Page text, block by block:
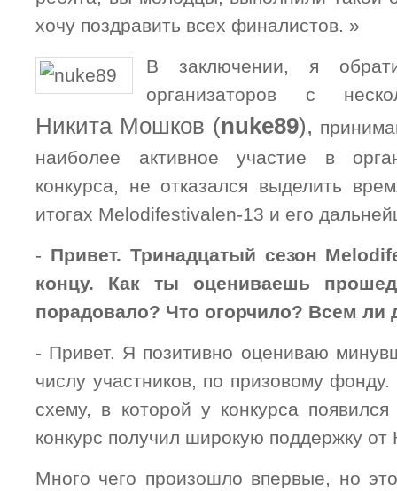
хочу поздравить всех финалистов. »
В заключении, я
организаторов с
Никита Мошков (nuke89),
наиболее активное участие в
конкурса, не отказался выделить
итогах Melodifestivalen-13 и его
- Привет. Тринадцатый сезон
концу. Как ты оцениваешь
порадовало? Что огорчило? Всем ли
- Привет. Я позитивно оцениваю
числу участников, по призовому
схему, в которой у конкурса появился
конкурс получил широкую поддержку от
Много чего произошло впервые, но